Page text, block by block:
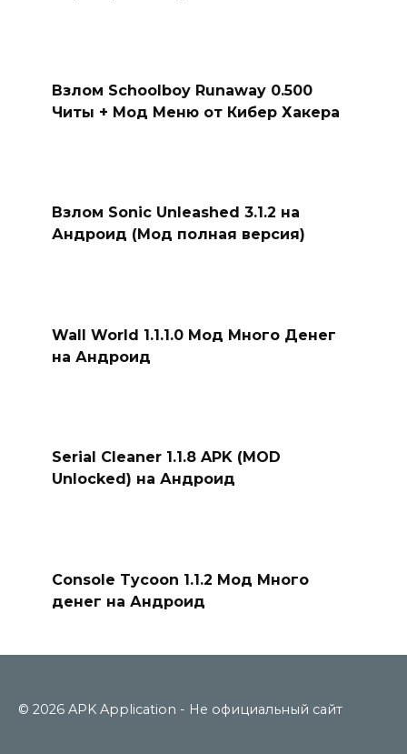
Взлом Schoolboy Runaway 0.500
Читы + Мод Меню от Кибер Хакера
Взлом Sonic Unleashed 3.1.2 на
Андроид (Мод полная версия)
Wall World 1.1.1.0 Мод Много Денег
на Андроид
Serial Cleaner 1.1.8 APK (MOD
Unlocked) на Андроид
Console Tycoon 1.1.2 Мод Много
денег на Андроид
© 2026 APK Application - Не официальный сайт